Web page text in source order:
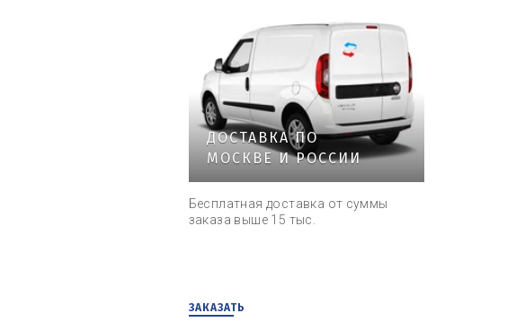
ДОСТАВКА ПО
МОСКВЕ И РОССИИ
Бесплатная доставка от суммы
заказа выше 15 тыс.
ЗАКАЗАТЬ